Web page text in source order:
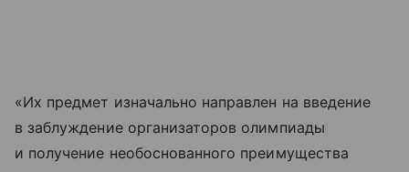
«Их предмет изначально направлен на введение
в заблуждение организаторов олимпиады
и получение необоснованного преимущества